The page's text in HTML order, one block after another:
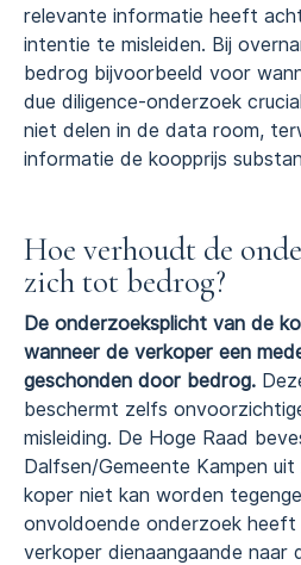
relevante informatie heeft
intentie te misleiden. Bij
bedrog bijvoorbeeld voor
due diligence-onderzoek
niet delen in de data room,
informatie de koopprijs
Hoe verhoudt de
zich tot bedrog?
De onderzoeksplicht van de
wanneer de verkoper een
geschonden door bedrog.
beschermt zelfs
misleiding. De Hoge Raad
Dalfsen/Gemeente Kampen
koper niet kan worden
onvoldoende onderzoek heeft
verkoper dienaangaande naar